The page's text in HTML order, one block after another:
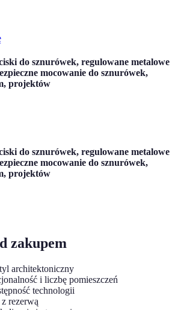
do sznurówek, regulowane metalowe
mocowanie do sznurówek,
projektów
do sznurówek, regulowane metalowe
mocowanie do sznurówek,
projektów
zakupem
architektoniczny
i liczbę pomieszczeń
technologii
rezerwą